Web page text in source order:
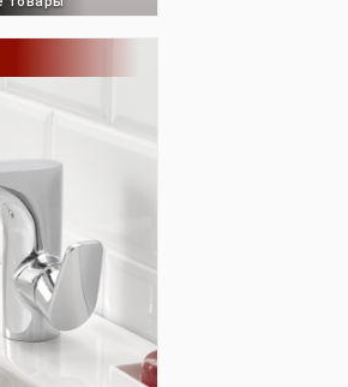
Посмотреть все товары
INTEGRA